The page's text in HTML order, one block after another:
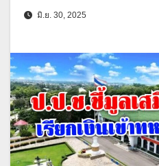
มิ.ย. 30, 2025